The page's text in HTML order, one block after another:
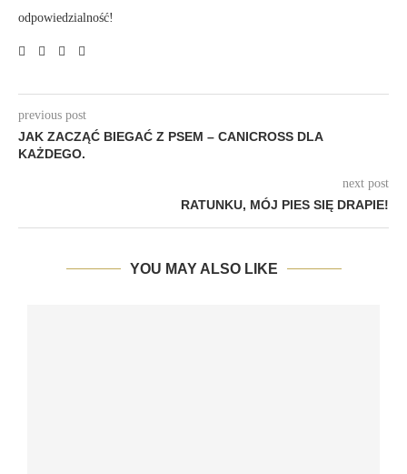
odpowiedzialność!
previous post
JAK ZACZĄĆ BIEGAĆ Z PSEM – CANICROSS DLA
KAŻDEGO.
next post
RATUNKU, MÓJ PIES SIĘ DRAPIE!
YOU MAY ALSO LIKE